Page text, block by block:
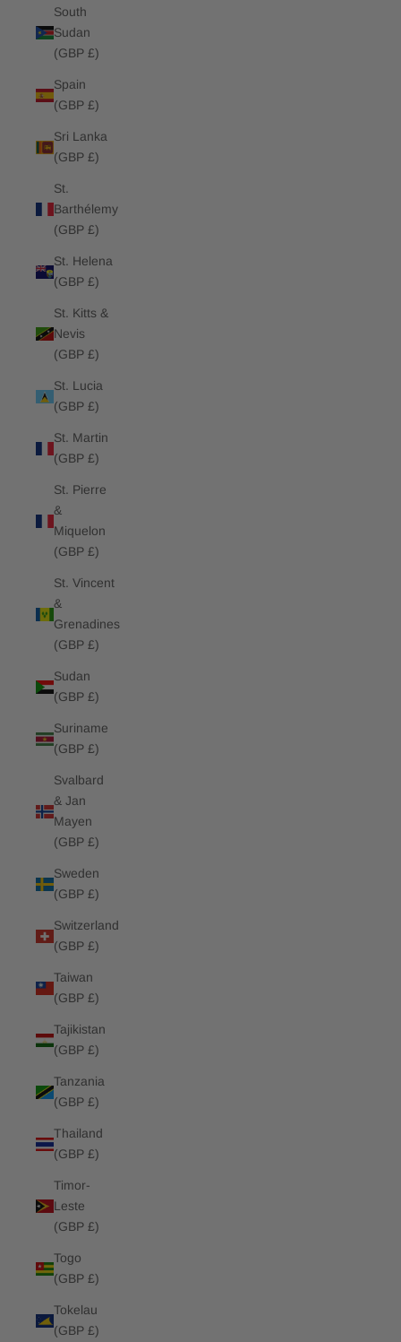
South
Sudan
(GBP £)
Spain
(GBP £)
Sri Lanka
(GBP £)
St.
Barthélemy
(GBP £)
St. Helena
(GBP £)
St. Kitts &
Nevis
(GBP £)
St. Lucia
(GBP £)
St. Martin
(GBP £)
St. Pierre
&
Miquelon
(GBP £)
St. Vincent
&
Grenadines
(GBP £)
Sudan
(GBP £)
Suriname
(GBP £)
Svalbard
& Jan
Mayen
(GBP £)
Sweden
(GBP £)
Switzerland
(GBP £)
Taiwan
(GBP £)
Tajikistan
(GBP £)
Tanzania
(GBP £)
Thailand
(GBP £)
Timor-
Leste
(GBP £)
Togo
(GBP £)
Tokelau
(GBP £)